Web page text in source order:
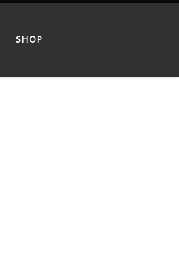
SHOP